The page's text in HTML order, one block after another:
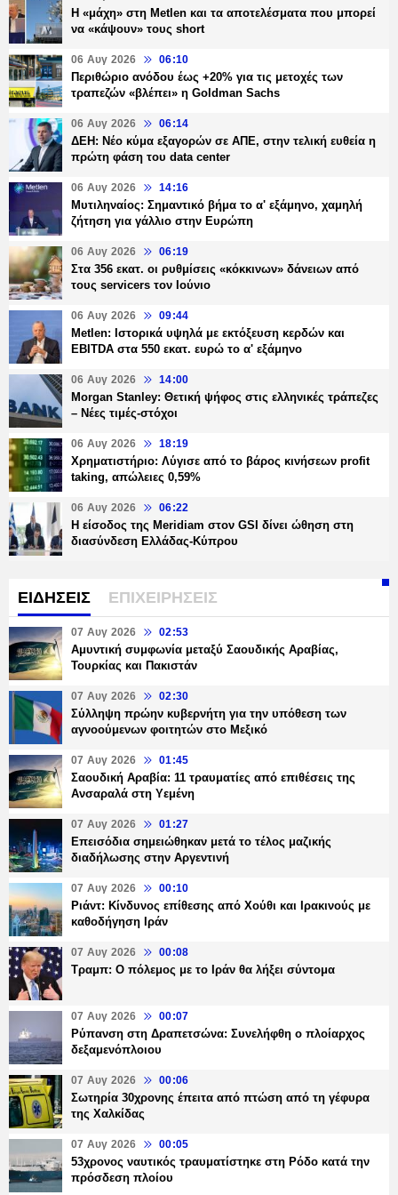
H «μάχη» στη Metlen και τα αποτελέσματα που μπορεί
να «κάψουν» τους short
06 Αυγ 2026 06:10
Περιθώριο ανόδου έως +20% για τις μετοχές των
τραπεζών «βλέπει» η Goldman Sachs
06 Αυγ 2026 06:14
ΔΕΗ: Νέο κύμα εξαγορών σε ΑΠΕ, στην τελική ευθεία η
πρώτη φάση του data center
06 Αυγ 2026 14:16
Μυτιληναίος: Σημαντικό βήμα το α' εξάμηνο, χαμηλή
ζήτηση για γάλλιο στην Ευρώπη
06 Αυγ 2026 06:19
Στα 356 εκατ. οι ρυθμίσεις «κόκκινων» δάνειων από
τους servicers τον Ιούνιο
06 Αυγ 2026 09:44
Metlen: Ιστορικά υψηλά με εκτόξευση κερδών και
EBITDA στα 550 εκατ. ευρώ το α' εξάμηνο
06 Αυγ 2026 14:00
Morgan Stanley: Θετική ψήφος στις ελληνικές τράπεζες
– Νέες τιμές-στόχοι
06 Αυγ 2026 18:19
Χρηματιστήριο: Λύγισε από το βάρος κινήσεων profit
taking, απώλειες 0,59%
06 Αυγ 2026 06:22
Η είσοδος της Meridiam στον GSI δίνει ώθηση στη
διασύνδεση Ελλάδας-Κύπρου
ΕΙΔΗΣΕΙΣ ΕΠΙΧΕΙΡΗΣΕΙΣ
07 Αυγ 2026 02:53
Αμυντική συμφωνία μεταξύ Σαουδικής Αραβίας,
Τουρκίας και Πακιστάν
07 Αυγ 2026 02:30
Σύλληψη πρώην κυβερνήτη για την υπόθεση των
αγνοούμενων φοιτητών στο Μεξικό
07 Αυγ 2026 01:45
Σαουδική Αραβία: 11 τραυματίες από επιθέσεις της
Ανσαραλά στη Υεμένη
07 Αυγ 2026 01:27
Επεισόδια σημειώθηκαν μετά το τέλος μαζικής
διαδήλωσης στην Αργεντινή
07 Αυγ 2026 00:10
Ριάντ: Κίνδυνος επίθεσης από Χούθι και Ιρακινούς με
καθοδήγηση Ιράν
07 Αυγ 2026 00:08
Τραμπ: Ο πόλεμος με το Ιράν θα λήξει σύντομα
07 Αυγ 2026 00:07
Ρύπανση στη Δραπετσώνα: Συνελήφθη ο πλοίαρχος
δεξαμενόπλοιου
07 Αυγ 2026 00:06
Σωτηρία 30χρονης έπειτα από πτώση από τη γέφυρα
της Χαλκίδας
07 Αυγ 2026 00:05
53χρονος ναυτικός τραυματίστηκε στη Ρόδο κατά την
πρόσδεση πλοίου